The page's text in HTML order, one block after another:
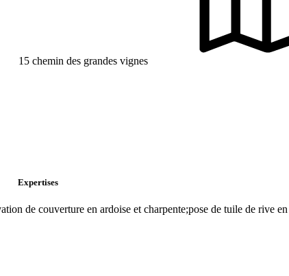
15 chemin des grandes vignes
Expertises
de couverture en ardoise et charpente;pose de tuile de rive